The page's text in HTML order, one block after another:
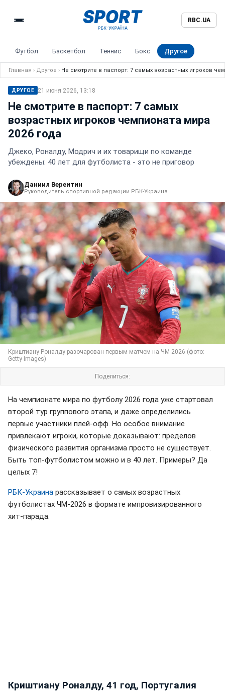
RBC.UA
Футбол Баскетбол Теннис Бокс Другое
Главная › Другое › Не смотрите в паспорт: 7 самых возрастных игроков
ДРУГОЕ 21 июня 2026, 13:18
Не смотрите в паспорт: 7 самых
возрастных игроков чемпионата мира
2026 года
Джеко, Роналду, Модрич и их товарищи по команде
убеждены: 40 лет для футболиста - это не приговор
Даниил Вереитин
Руководитель спортивной редакции РБК-Украина
Криштиану Роналду разочарован первым матчем на ЧМ-2026 (фото:
Getty Images)
Поделиться:
На чемпионате мира по футболу 2026 года уже стартовал
второй тур группового этапа, и даже определились
первые участники плей-офф. Но особое внимание
привлекают игроки, которые доказывают: пределов
физического развития организма просто не существует.
Быть топ-футболистом можно и в 40 лет. Примеры? Да
целых 7!
РБК-Украина рассказывает о самых возрастных
футболистах ЧМ-2026 в формате импровизированного
хит-парада.
Криштиану Роналду, 41 год, Португалия